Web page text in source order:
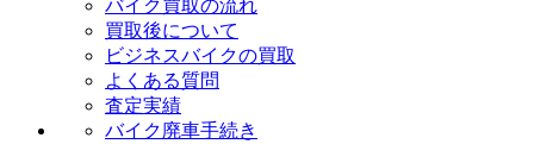
バイク買取の流れ
買取後について
ビジネスバイクの買取
よくある質問
査定実績
バイク廃車手続き